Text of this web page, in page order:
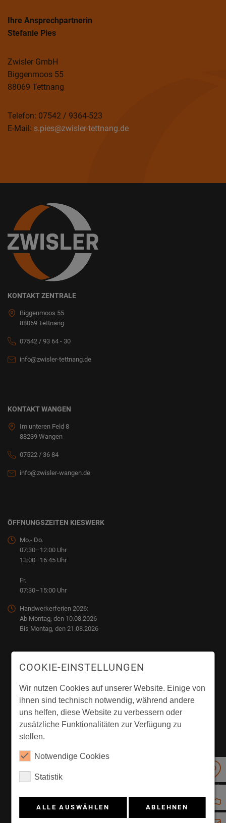
Ihre Ansprechpartnerin
Stefanie Pies
Zwisler GmbH
Biggenmoos 55
88069 Tettnang
Telefon: 07542 / 9364-523
E-Mail: s.pies@zwisler-tettnang.de
KONTAKT ZENTRALE
Biggenmoos 55
88069 Tettnang
07542 / 93 64 - 30
info@zwisler-tettnang.de
KONTAKT WANGEN
Im unteren Feld 8
88239 Wangen
07522 / 36 84
info@zwisler-wangen.de
ÖFFNUNGSZEITEN KIESWERK
Mo.- Do.
07:30–12:00 Uhr
13:00–16:45 Uhr
Fr.
07:30–15:00 Uhr
Handwerkerferien 2026:
Ab Montag, den 10.08.2026
Bis Montag, den 21.08.2026
COOKIE-EINSTELLUNGEN
Wir nutzen Cookies auf unserer Website. Einige von
ihnen sind technisch notwendig, während andere
uns helfen, diese Website zu verbessern oder
zusätzliche Funktionalitäten zur Verfügung zu
stellen.
Notwendige Cookies
Statistik
ALLE AUSWÄHLEN ABLEHNEN